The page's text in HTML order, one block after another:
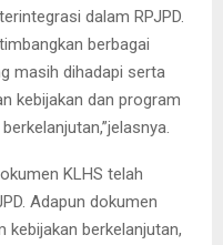
dalam RPJPD.
berbagai
masih dihadapi serta
kebijakan dan program
KLHS telah
Adapun dokumen
kebijakan berkelanjutan,